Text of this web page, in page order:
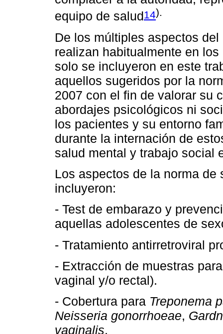
equipo de salud 14).
De los múltiples aspectos
realizan habitualmente en
solo se incluyeron en este
aquellos sugeridos por la
2007 con el fin de valorar su
abordajes psicológicos ni
los pacientes y su entorno
durante la internación de
salud mental y trabajo social
Los aspectos de la norma
incluyeron:
- Test de embarazo y
aquellas adolescentes de
- Tratamiento antirretroviral
- Extracción de muestras
vaginal y/o rectal).
- Cobertura para Treponema
Neisseria gonorrhoeae,
vaginalis.